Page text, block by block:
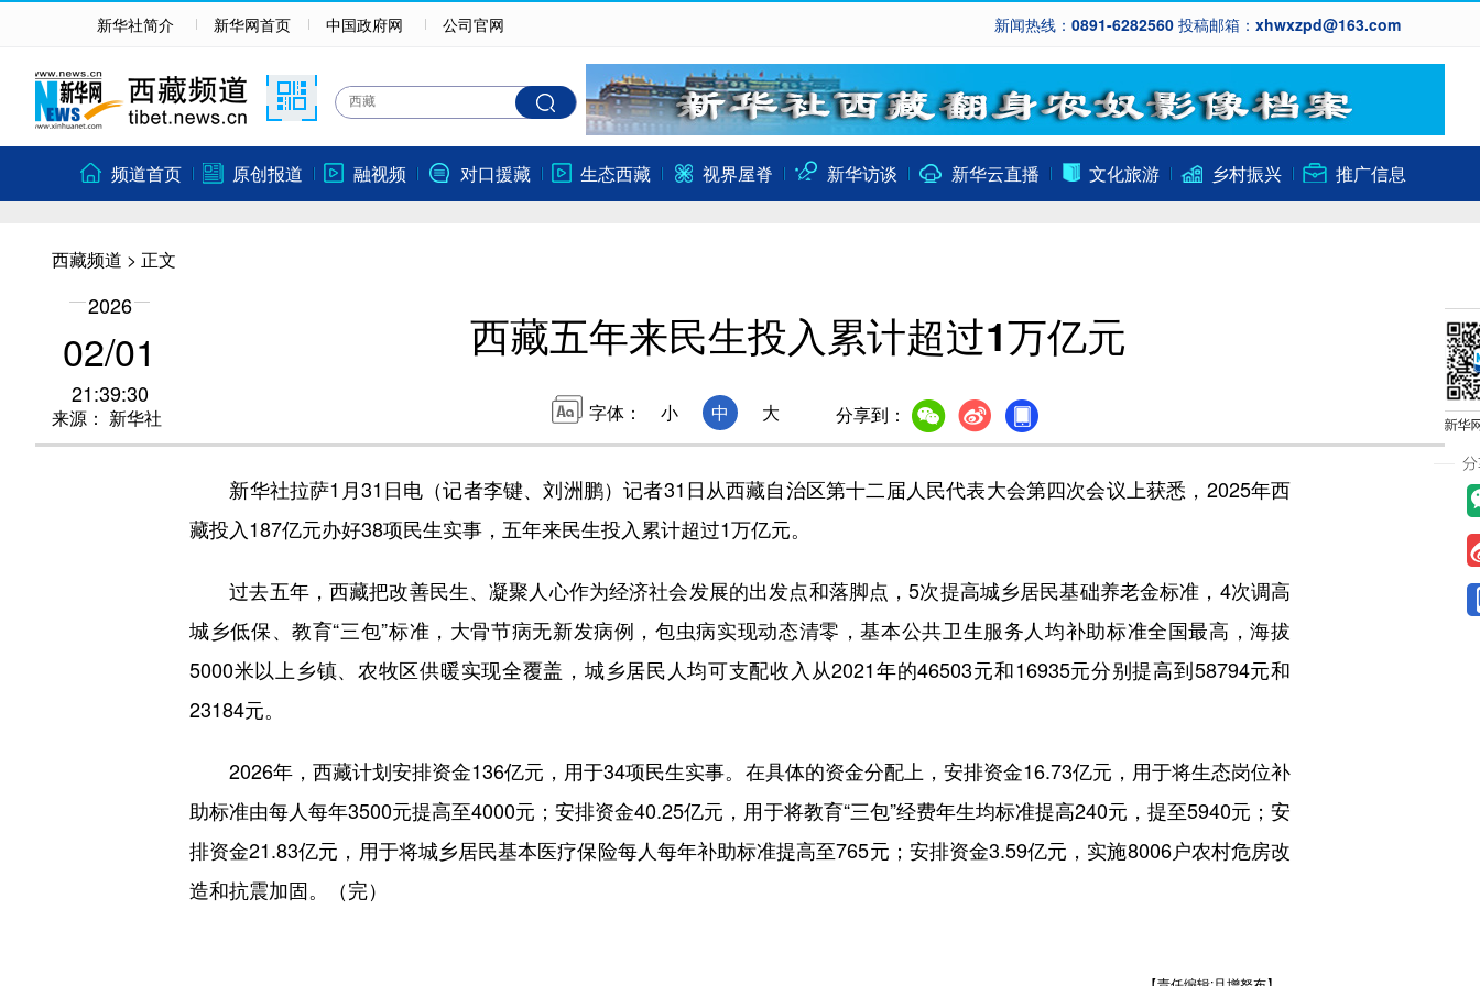
新华社简介 新华网首页 中国政府网 公司官网 新闻热线：0891-6282560 投稿邮箱：xhwxzpd@163.com
频道首页 原创报道 融视频 对口援藏 生态西藏 视界屋脊 新华访谈 新华云直播 文化旅游 乡村振兴 推广信息
西藏频道 > 正文
2026
02/01
21:39:30
来源： 新华社
西藏五年来民生投入累计超过1万亿元
字体： 小 中 大 分享到：
新华社拉萨1月31日电（记者李键、刘洲鹏）记者31日从西藏自治区第十二届人民代表大会第四次会议上获悉，2025年西
藏投入187亿元办好38项民生实事，五年来民生投入累计超过1万亿元。
过去五年，西藏把改善民生、凝聚人心作为经济社会发展的出发点和落脚点，5次提高城乡居民基础养老金标准，4次调高
城乡低保、教育“三包”标准，大骨节病无新发病例，包虫病实现动态清零，基本公共卫生服务人均补助标准全国最高，海拔
5000米以上乡镇、农牧区供暖实现全覆盖，城乡居民人均可支配收入从2021年的46503元和16935元分别提高到58794元和
23184元。
2026年，西藏计划安排资金136亿元，用于34项民生实事。在具体的资金分配上，安排资金16.73亿元，用于将生态岗位补
助标准由每人每年3500元提高至4000元；安排资金40.25亿元，用于将教育“三包”经费年生均标准提高240元，提至5940元；安
排资金21.83亿元，用于将城乡居民基本医疗保险每人每年补助标准提高至765元；安排资金3.59亿元，实施8006户农村危房改
造和抗震加固。（完）